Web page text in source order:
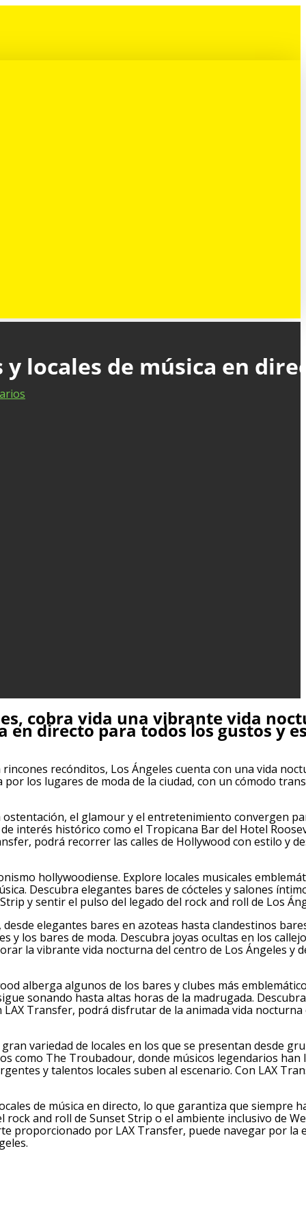
locales de música en
cobra vida una vibrante vida
en directo para todos los gustos y
recónditos, Los Ángeles cuenta con una vida
los lugares de moda de la ciudad, con un cómodo
el glamour y el entretenimiento convergen
interés histórico como el Tropicana Bar del Hotel
podrá recorrer las calles de Hollywood con estilo y
hollywoodiense. Explore locales musicales
Descubra elegantes bares de cócteles y salones
y sentir el pulso del legado del rock and roll de Los
elegantes bares en azoteas hasta clandestinos
y los bares de moda. Descubra joyas ocultas en los
la vibrante vida nocturna del centro de Los Ángeles y
alberga algunos de los bares y clubes más
sonando hasta altas horas de la madrugada.
Transfer, podrá disfrutar de la animada vida nocturna
variedad de locales en los que se presentan desde
como The Troubadour, donde músicos legendarios han
y talentos locales suben al escenario. Con LAX
de música en directo, lo que garantiza que siempre
and roll de Sunset Strip o el ambiente inclusivo de
proporcionado por LAX Transfer, puede navegar por la